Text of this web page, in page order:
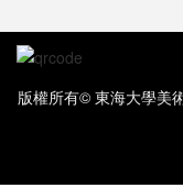
版權所有© 東海大學美